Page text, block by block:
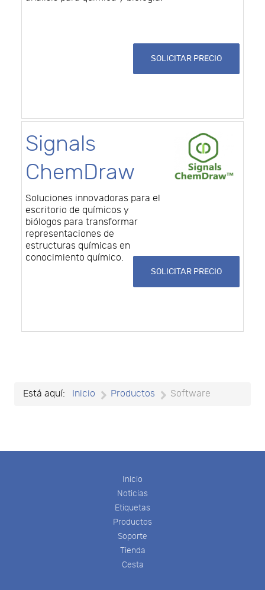
SOLICITAR PRECIO
Signals
ChemDraw
Soluciones innovadoras para el
escritorio de químicos y
biólogos para transformar
representaciones de
estructuras químicas en
conocimiento químico.
SOLICITAR PRECIO
Está aquí: Inicio Productos Software
Inicio
Noticias
Etiquetas
Productos
Soporte
Tienda
Cesta